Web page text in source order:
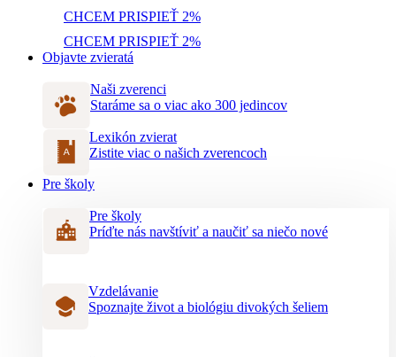
CHCEM PRISPIEŤ 2%
CHCEM PRISPIEŤ 2%
Objavte zvieratá
Naši zverenci
Staráme sa o viac ako 300 jedincov
Lexikón zvierat
Zistite viac o našich zverencoch
Pre školy
Pre školy
Príďte nás navštíviť a naučiť sa niečo nové
Vzdelávanie
Spoznajte život a biológiu divokých šeliem